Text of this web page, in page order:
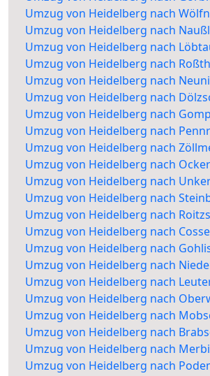
Umzug von Heidelberg nach
Umzug von Heidelberg nach
Umzug von Heidelberg nach
Umzug von Heidelberg nach
Umzug von Heidelberg nach
Umzug von Heidelberg nach
Umzug von Heidelberg nach
Umzug von Heidelberg nach
Umzug von Heidelberg nach
Umzug von Heidelberg nach
Umzug von Heidelberg nach
Umzug von Heidelberg nach
Umzug von Heidelberg nach
Umzug von Heidelberg nach
Umzug von Heidelberg nach
Umzug von Heidelberg nach
Umzug von Heidelberg nach
Umzug von Heidelberg nach
Umzug von Heidelberg nach
Umzug von Heidelberg nach
Umzug von Heidelberg nach
Umzug von Heidelberg nach